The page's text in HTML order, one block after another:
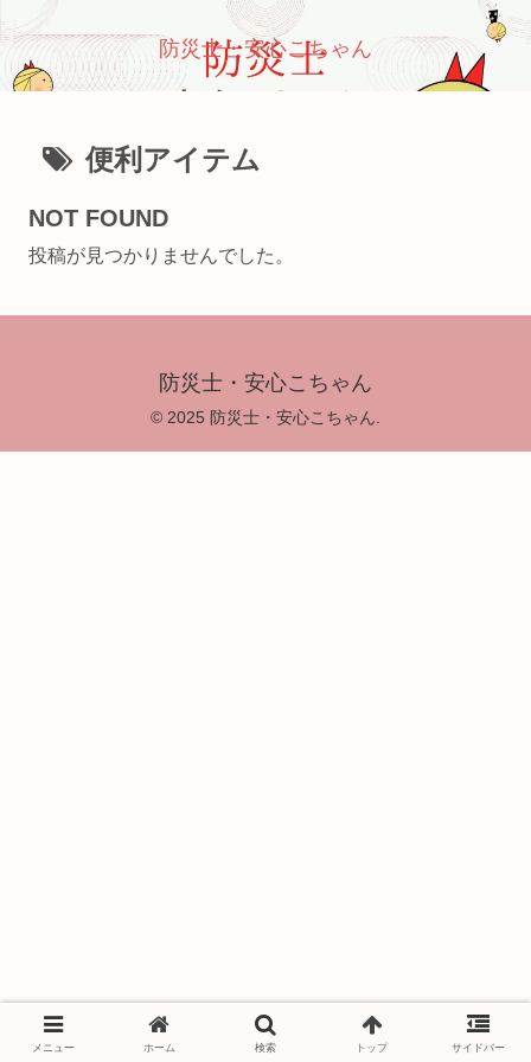
防災士・安心こちゃん
便利アイテム
NOT FOUND
投稿が見つかりませんでした。
防災士・安心こちゃん
© 2025 防災士・安心こちゃん.
メニュー ホーム 検索 トップ サイドバー